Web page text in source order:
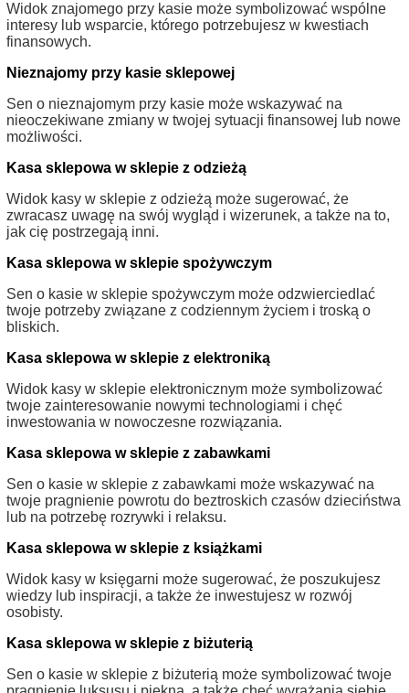
Widok znajomego przy kasie może symbolizować wspólne
interesy lub wsparcie, którego potrzebujesz w kwestiach
finansowych.
Nieznajomy przy kasie sklepowej
Sen o nieznajomym przy kasie może wskazywać na
nieoczekiwane zmiany w twojej sytuacji finansowej lub nowe
możliwości.
Kasa sklepowa w sklepie z odzieżą
Widok kasy w sklepie z odzieżą może sugerować, że
zwracasz uwagę na swój wygląd i wizerunek, a także na to,
jak cię postrzegają inni.
Kasa sklepowa w sklepie spożywczym
Sen o kasie w sklepie spożywczym może odzwierciedlać
twoje potrzeby związane z codziennym życiem i troską o
bliskich.
Kasa sklepowa w sklepie z elektroniką
Widok kasy w sklepie elektronicznym może symbolizować
twoje zainteresowanie nowymi technologiami i chęć
inwestowania w nowoczesne rozwiązania.
Kasa sklepowa w sklepie z zabawkami
Sen o kasie w sklepie z zabawkami może wskazywać na
twoje pragnienie powrotu do beztroskich czasów dzieciństwa
lub na potrzebę rozrywki i relaksu.
Kasa sklepowa w sklepie z książkami
Widok kasy w księgarni może sugerować, że poszukujesz
wiedzy lub inspiracji, a także że inwestujesz w rozwój
osobisty.
Kasa sklepowa w sklepie z biżuterią
Sen o kasie w sklepie z biżuterią może symbolizować twoje